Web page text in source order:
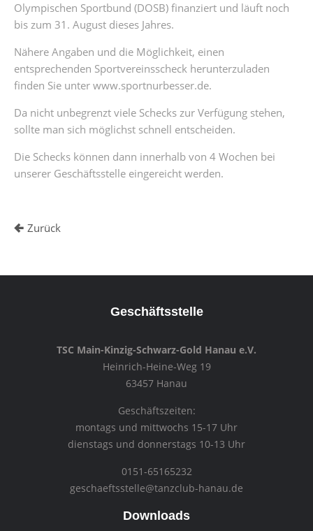
Olympischen Sportbund (DOSB) finanziert und läuft noch
bis zum 31. August dieses Jahres.
Nähere Angaben und die Möglichkeit, einen
entsprechenden Sportvereinsscheck herunterzuladen
finden Sie unter www.sportnurbesser.de.
Da nicht unbegrenzt viele Schecks zur Verfügung stehen,
sollte man sich möglichst schnell entscheiden.
Die Schecks können dann innerhalb von 4 Wochen bei
unserer Geschäftsstelle eingereicht werden.
Zurück
Geschäftsstelle
TSC Main-Kinzig-Schwarz-Gold Hanau e.V.
Heinrich-Heine-Weg 19
63457 Hanau
Geschäftszeiten:
montags und mittwochs 15-17 Uhr
dienstags und donnerstags 10-13 Uhr
0151-65165232
geschaeftsstelle@tanzclub-hanau.de
Downloads